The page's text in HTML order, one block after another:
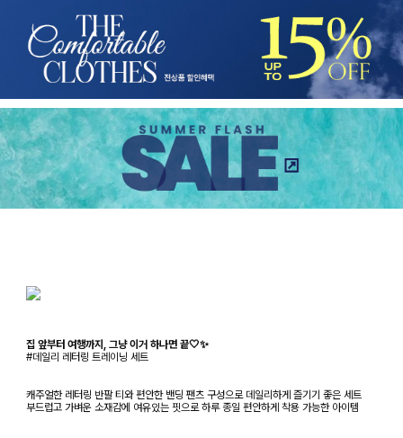
집 앞부터 여행까지, 그냥 이거 하나면 끝🤍✨
#데일리 레터링 트레이닝 세트
캐주얼한 레터링 반팔 티와 편안한 밴딩 팬츠 구성으로 데일리하게 즐기기 좋은 세트
부드럽고 가벼운 소재감에 여유있는 핏으로 하루 종일 편안하게 착용 가능한 아이템